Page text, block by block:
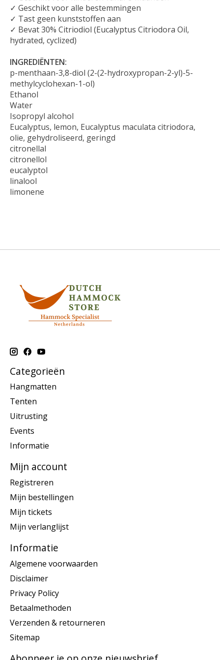
✓ Geschikt voor alle bestemmingen
✓ Tast geen kunststoffen aan
✓ Bevat 30% Citriodiol (Eucalyptus Citriodora Oil,
hydrated, cyclized)
INGREDIËNTEN:
p-menthaan-3,8-diol (2-(2-hydroxypropan-2-yl)-5-
methylcyclohexan-1-ol)
Ethanol
Water
Isopropyl alcohol
Eucalyptus, lemon, Eucalyptus maculata citriodora,
olie, gehydroliseerd, geringd
citronellal
citronellol
eucalyptol
linalool
limonene
Categorieën
Hangmatten
Tenten
Uitrusting
Events
Informatie
Mijn account
Registreren
Mijn bestellingen
Mijn tickets
Mijn verlanglijst
Informatie
Algemene voorwaarden
Disclaimer
Privacy Policy
Betaalmethoden
Verzenden & retourneren
Sitemap